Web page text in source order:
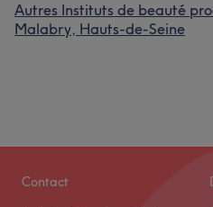
Autres Instituts de beauté
Malabry, Hauts-de-Seine
Contact